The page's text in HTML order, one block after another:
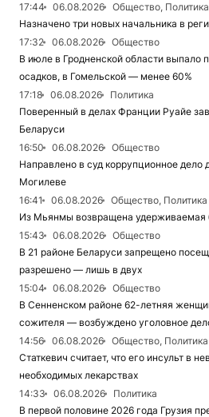
17:44
06.08.2026
Общество, Политика
Назначено три новых начальника в
17:32
06.08.2026
Общество
В июле в Гродненской области выпало
осадков, в Гомельской — менее 60%
17:18
06.08.2026
Политика
Поверенный в делах Франции Руайе
Беларуси
16:50
06.08.2026
Общество
Направлено в суд коррупционное дело
Могилеве
16:41
06.08.2026
Общество, Политика
Из Мьянмы возвращена удерживаемая
15:43
06.08.2026
Общество
В 21 районе Беларуси запрещено
разрешено — лишь в двух
15:04
06.08.2026
Общество
В Сенненском районе 62-летняя
сожителя — возбуждено уголовное
14:56
06.08.2026
Общество, Политика
Статкевич считает, что его инсульт в
необходимых лекарствах
14:33
06.08.2026
Политика
В первой половине 2026 года Грузия